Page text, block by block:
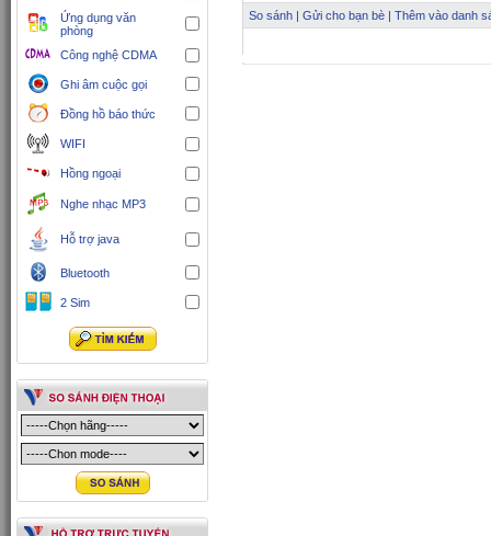
Ứng dụng văn
phòng
Công nghệ CDMA
Ghi âm cuộc gọi
Đồng hồ báo thức
WIFI
Hồng ngoại
Nghe nhạc MP3
Hỗ trợ java
Bluetooth
2 Sim
So sánh | Gửi cho bạn bè | Thêm vào danh